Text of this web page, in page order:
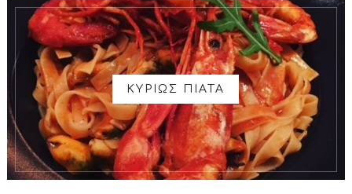
ΚΥΡΙΩΣ ΠΙΑΤΑ